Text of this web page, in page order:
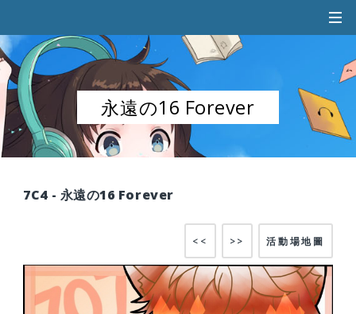
永遠の16 Forever
7C4 - 永遠の16 Forever
活動場地圖
>>
<<